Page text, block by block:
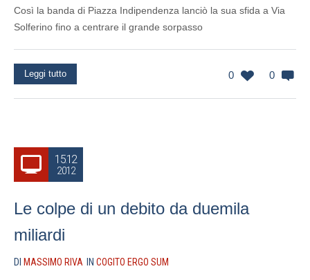
Così la banda di Piazza Indipendenza lanciò la sua sfida a Via
Solferino fino a centrare il grande sorpasso
0 0
Leggi tutto
15.12
2012
Le colpe di un debito da duemila
miliardi
DI MASSIMO RIVA IN COGITO ERGO SUM